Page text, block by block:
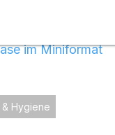
im Miniformat
& Hygiene